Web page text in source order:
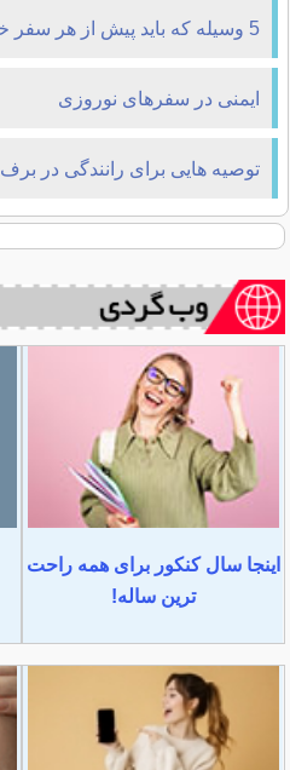
5 وسيله كه بايد پيش از هر سفر خريد
ایمنی در سفرهای نوروزی
توصیه هایی برای رانندگی در برف
اینجا سال کنکور برای همه راحت
ترین ساله!